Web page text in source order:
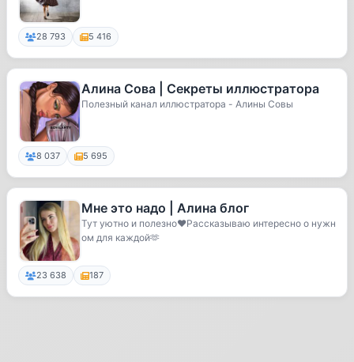
28 793 5 416
Алина Сова | Секреты иллюстратора
Полезный канал иллюстратора - Алины Совы
8 037 5 695
Мне это надо | Алина блог
Тут уютно и полезно❤️Рассказываю интересно о нужн
ом для каждой🫶
23 638 187